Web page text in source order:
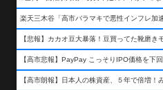
【悲報】カカオ豆大暴落！豆買ってた靴磨き
【高市悲報】PayPay こっそりIPO価格を下
【高市朗報】日本人の株資産、５年で倍増！